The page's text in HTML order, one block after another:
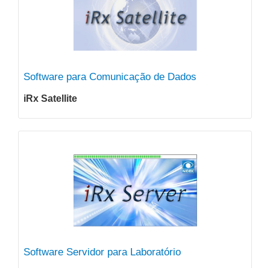
Software para Comunicação de Dados
iRx Satellite
Software Servidor para Laboratório